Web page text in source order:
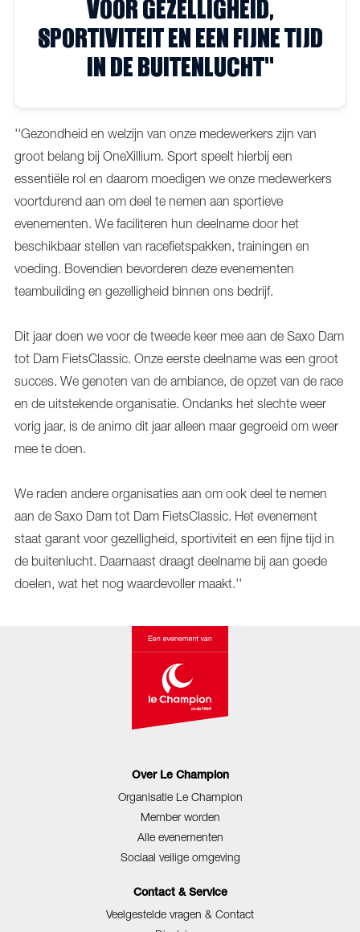
VOOR GEZELLIGHEID,
SPORTIVITEIT EN EEN FIJNE TIJD
IN DE BUITENLUCHT''
''Gezondheid en welzijn van onze medewerkers zijn van
groot belang bij OneXillium. Sport speelt hierbij een
essentiële rol en daarom moedigen we onze medewerkers
voortdurend aan om deel te nemen aan sportieve
evenementen. We faciliteren hun deelname door het
beschikbaar stellen van racefietspakken, trainingen en
voeding. Bovendien bevorderen deze evenementen
teambuilding en gezelligheid binnen ons bedrijf.
Dit jaar doen we voor de tweede keer mee aan de Saxo Dam
tot Dam FietsClassic. Onze eerste deelname was een groot
succes. We genoten van de ambiance, de opzet van de race
en de uitstekende organisatie. Ondanks het slechte weer
vorig jaar, is de animo dit jaar alleen maar gegroeid om weer
mee te doen.
We raden andere organisaties aan om ook deel te nemen
aan de Saxo Dam tot Dam FietsClassic. Het evenement
staat garant voor gezelligheid, sportiviteit en een fijne tijd in
de buitenlucht. Daarnaast draagt deelname bij aan goede
doelen, wat het nog waardevoller maakt.''
Over Le Champion
Organisatie Le Champion
Member worden
Alle evenementen
Sociaal veilige omgeving
Contact & Service
Veelgestelde vragen & Contact